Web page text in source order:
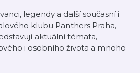
legendy a další současní i
klubu Panthers Praha,
aktuální témata,
i osobního života a mnoho